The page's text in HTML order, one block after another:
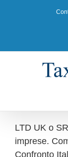
LTD UK o
imprese.
Confronto